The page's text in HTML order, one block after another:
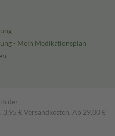
- Mein Medikationsplan
der
€ Versandkosten. Ab 29,00 €